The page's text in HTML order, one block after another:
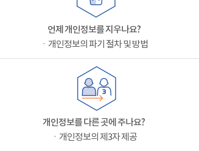
언제 개인정보를 지우나요?
ㆍ개인정보의 파기 절차 및 방법
개인정보를 다른 곳에 주나요?
ㆍ개인정보의 제3자 제공